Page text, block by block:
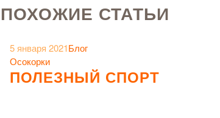
ПОХОЖИЕ СТАТЬИ
5 января 2021Блог
Осокорки
ПОЛЕЗНЫЙ СПОРТ